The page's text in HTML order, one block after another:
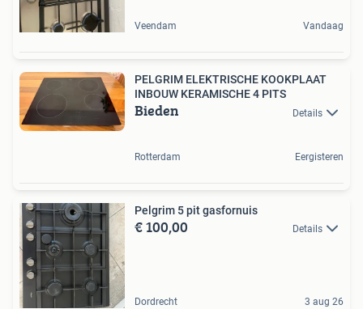
Veendam Vandaag
PELGRIM ELEKTRISCHE KOOKPLAAT
INBOUW KERAMISCHE 4 PITS
Bieden Details
Rotterdam Eergisteren
Pelgrim 5 pit gasfornuis
€ 100,00 Details
Dordrecht 3 aug 26